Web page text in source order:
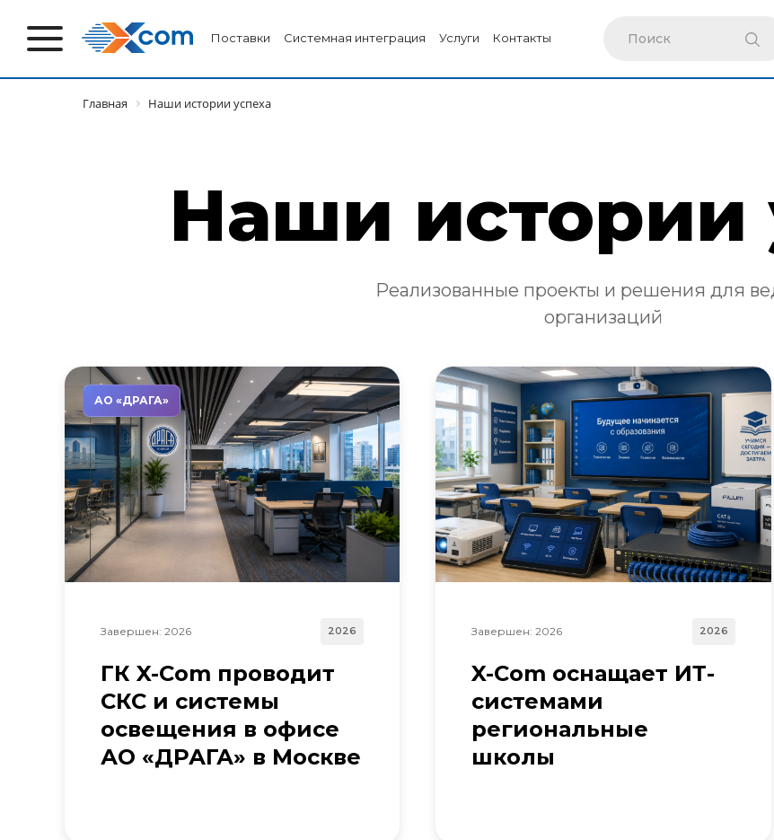
Поставки Системная интеграция Услуги Контакты
Главная Наши истории успеха
Наши истории
Реализованные проекты и решения для
организаций
АО «ДРАГА»
Завершен: 2026 2026
ГК X-Com проводит
СКС и системы
освещения в офисе
АО «ДРАГА» в Москве
Завершен: 2026 2026
X-Com оснащает ИТ-
системами
региональные
школы